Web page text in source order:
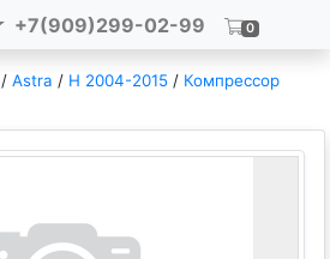
+7(909)299-02-99 0
/ Astra / H 2004-2015 / Компрессор